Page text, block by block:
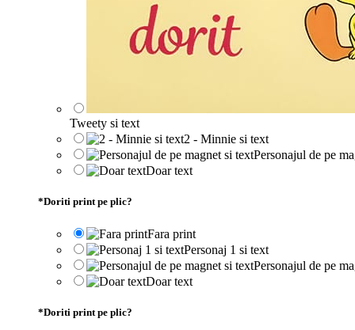
Tweety si text
2 - Minnie si text
Personajul de pe
Doar text
*Doriti print pe plic?
Fara print
Personaj 1 si text
Personajul de pe
Doar text
*Doriti print pe plic?